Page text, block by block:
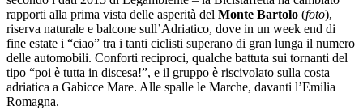
rapporti alla prima vista delle asperità del Monte Bartolo (foto),
riserva naturale e balcone sull’Adriatico, dove in un week end di
fine estate i “ciao” tra i tanti ciclisti superano di gran lunga il numero
delle automobili. Conforti reciproci, qualche battuta sui tornanti del
tipo “poi è tutta in discesa!”, e il gruppo è riscivolato sulla costa
adriatica a Gabicce Mare. Alle spalle le Marche, davanti l’Emilia
Romagna.